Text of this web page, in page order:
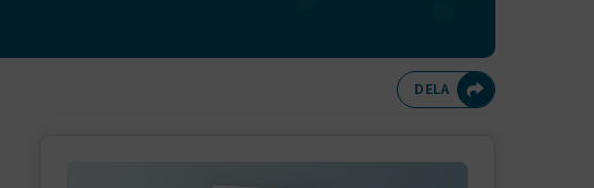
DELA Dela på